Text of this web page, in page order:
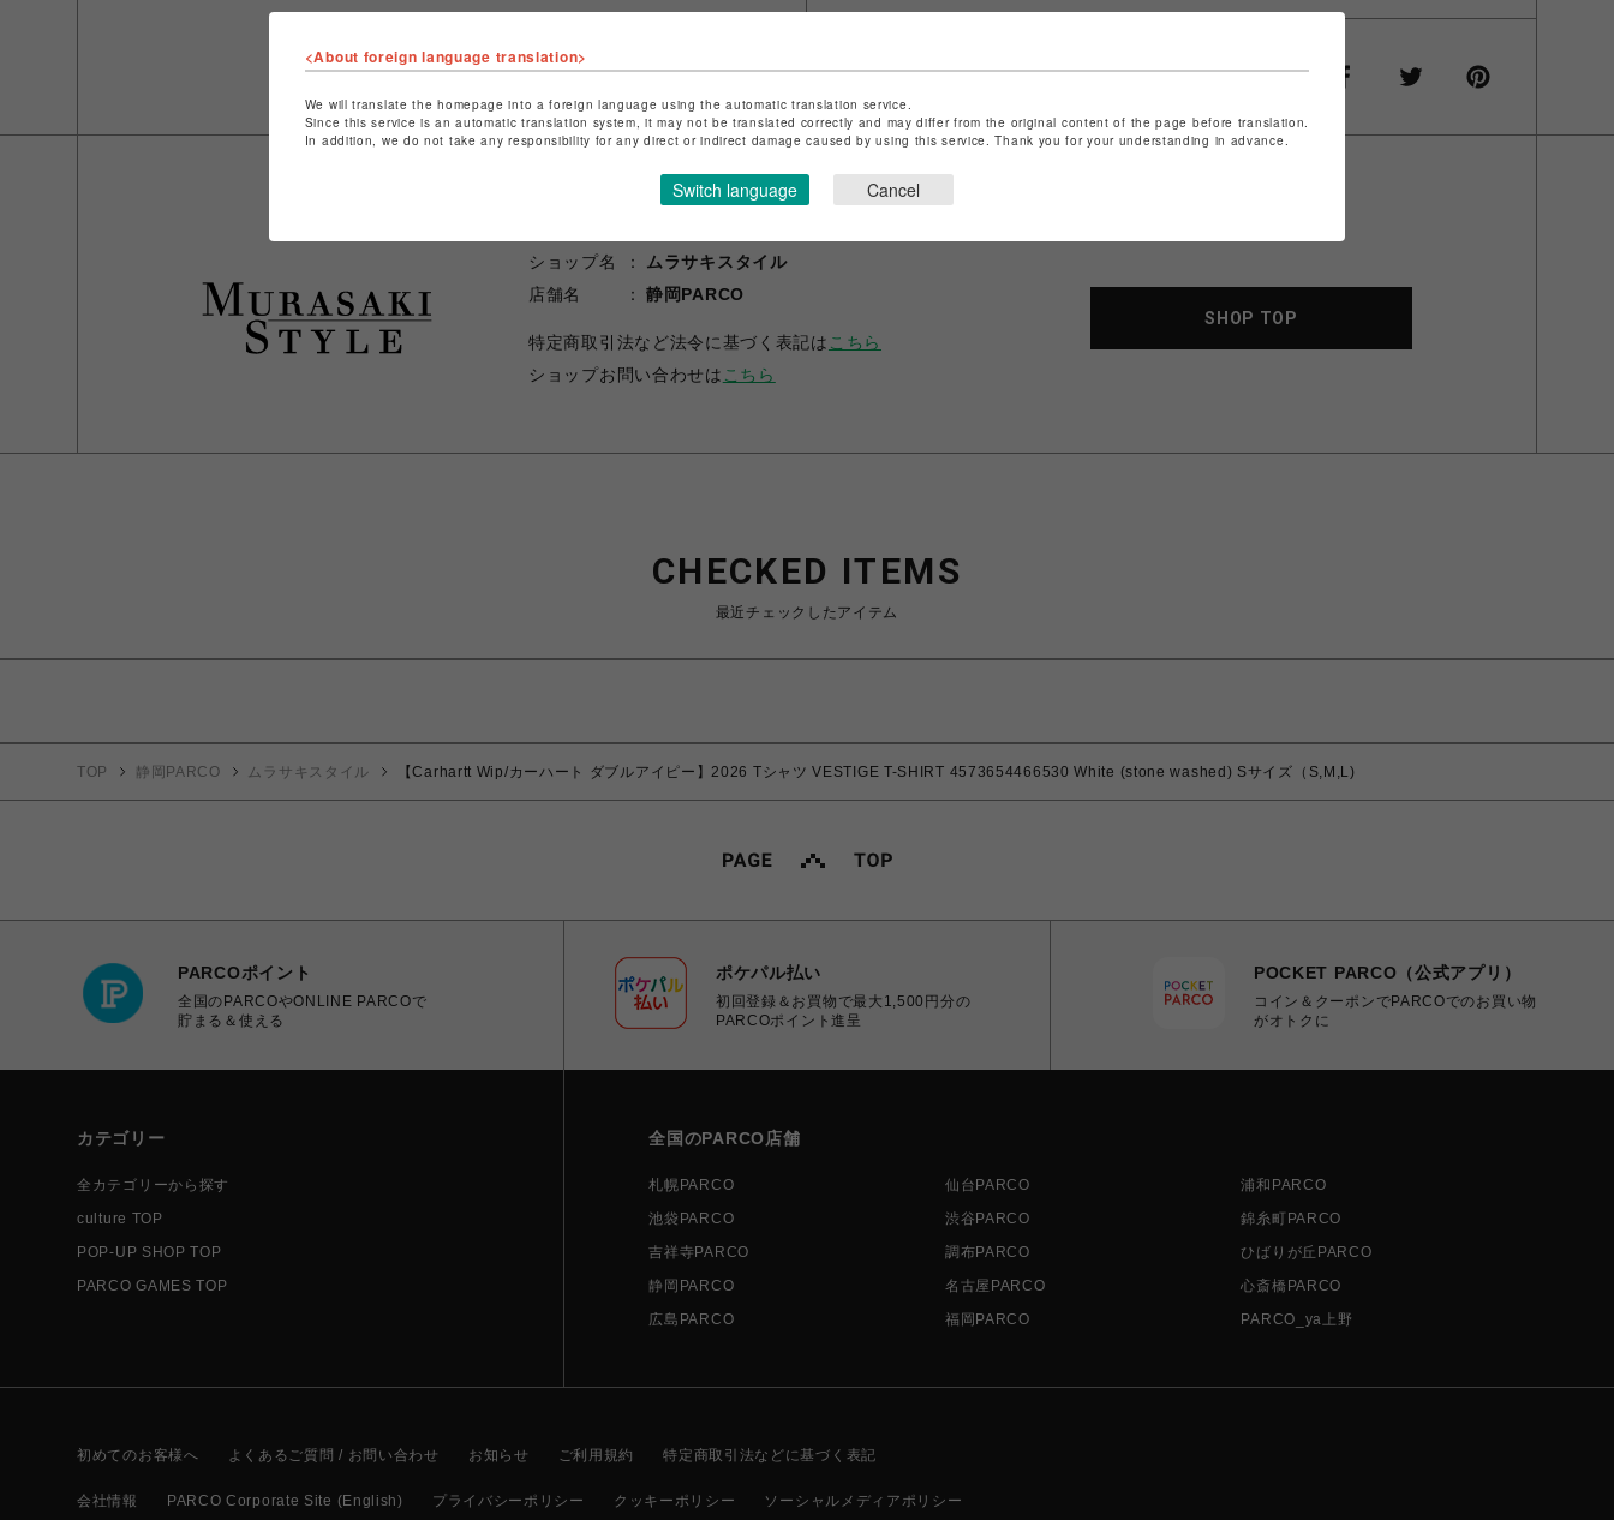
シェアする
ショップ名
ムラサキスタイル
店舗名
静岡PARCO
特定商取引法など法令に基づく表記は こちら
ショップお問い合わせは こちら
SHOP TOP
CHECKED ITEMS
最近チェックしたアイテム
TOP 静岡PARCO ムラサキスタイル 【Carhartt Wip/カーハート ダブルアイピー】2026 Tシャツ VESTIGE T-SHIRT 4573654466530 White (stone washed) Sサイズ（S,M,L)
PARCOポイント
全国のPARCOやONLINE PARCOで
貯まる＆使える
ポケパル払い
初回登録＆お買物で最大1,500円分の
PARCOポイント進呈
POCKET PARCO（公式アプリ）
コイン＆クーポンでPARCOでのお買い物
がオトクに
カテゴリー
全カテゴリーから探す
culture TOP
POP-UP SHOP TOP
PARCO GAMES TOP
全国のPARCO店舗
札幌PARCO 仙台PARCO
浦和PARCO
池袋PARCO
渋谷PARCO
錦糸町PARCO
吉祥寺PARCO
調布PARCO
ひばりが丘PARCO
静岡PARCO
名古屋PARCO
心斎橋PARCO
広島PARCO
福岡PARCO PARCO_ya上野
初めてのお客様へ よくあるご質問 / お問い合わせ お知らせ ご利用規約 特定商取引法などに基づく表記
会社情報 PARCO Corporate Site (English) プライバシーポリシー クッキーポリシー ソーシャルメディアポリシー
<About foreign language translation>
We will translate the homepage into a foreign language using the automatic translation service.
Since this service is an automatic translation system, it may not be translated correctly and may differ from the original content of the page before translation.
In addition, we do not take any responsibility for any direct or indirect damage caused by using this service. Thank you for your understanding in advance.
Switch language Cancel